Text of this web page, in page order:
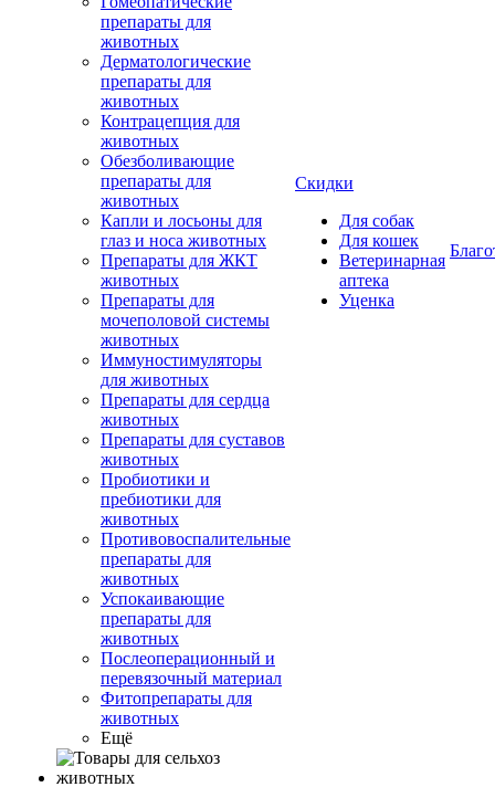
препараты для
животных
Дерматологические
препараты для
животных
Контрацепция для
животных
Обезболивающие
препараты для
животных
Капли и лосьоны для
глаз и носа животных
Препараты для ЖКТ
животных
Препараты для
мочеполовой системы
животных
Иммуностимуляторы
для животных
Препараты для сердца
животных
Препараты для суставов
животных
Пробиотики и
пребиотики для
животных
Противовоспалительные
препараты для
животных
Успокаивающие
препараты для
животных
Послеоперационный и
перевязочный материал
Фитопрепараты для
животных
Ещё
Скидки
Для собак
Для кошек
Ветеринарная
аптека
Уценка